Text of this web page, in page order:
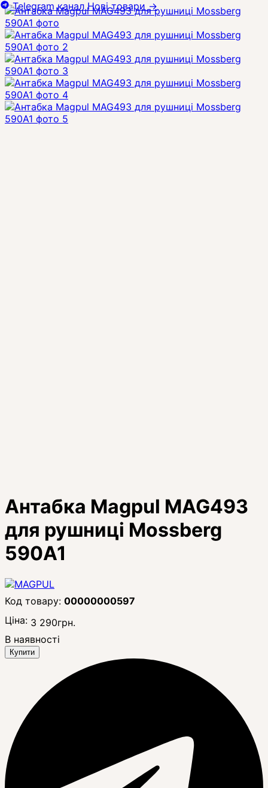
Антабка Magpul MAG493
для рушниці Mossberg
590A1
00000000597
Ціна: 3 290грн.
В наявності
Купити
Telegram канал Нові товари→